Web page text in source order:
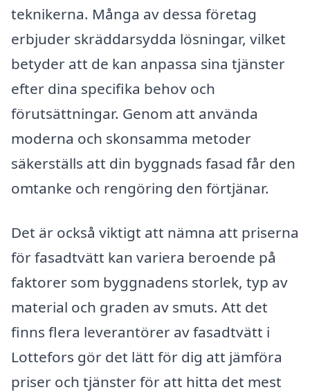
teknikerna. Många av dessa företag
erbjuder skräddarsydda lösningar, vilket
betyder att de kan anpassa sina tjänster
efter dina specifika behov och
förutsättningar. Genom att använda
moderna och skonsamma metoder
säkerställs att din byggnads fasad får den
omtanke och rengöring den förtjänar.
Det är också viktigt att nämna att priserna
för fasadtvätt kan variera beroende på
faktorer som byggnadens storlek, typ av
material och graden av smuts. Att det
finns flera leverantörer av fasadtvätt i
Lottefors gör det lätt för dig att jämföra
priser och tjänster för att hitta det mest